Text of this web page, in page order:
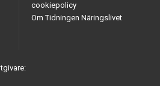
cookiepolicy
Om Tidningen Näringslivet